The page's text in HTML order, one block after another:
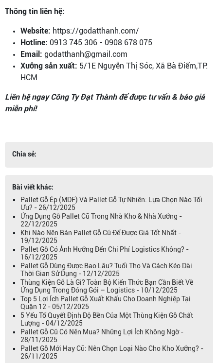
Thông tin liên hệ:
Website: https://godatthanh.com/
Hotline: 0913 745 306 - 0908 678 075
Email: godatthanh@gmail.com
Xưởng sản xuất: 5/1E Nguyễn Thị Sóc, Xã Bà Điểm,TP.
HCM
Liên hệ ngay Công Ty Đạt Thành để được tư vấn & báo giá
miễn phí!
Chia sẻ:
Bài viết khác:
Pallet Gỗ Ép (MDF) Và Pallet Gỗ Tự Nhiên: Lựa Chọn Nào Tối
Ưu? - 26/12/2025
Ứng Dụng Gỗ Pallet Cũ Trong Nhà Kho & Nhà Xưởng -
22/12/2025
Khi Nào Nên Bán Pallet Gỗ Cũ Để Được Giá Tốt Nhất -
19/12/2025
Pallet Gỗ Có Ảnh Hưởng Đến Chi Phí Logistics Không? -
16/12/2025
Pallet Gỗ Dùng Được Bao Lâu? Tuổi Thọ Và Cách Kéo Dài
Thời Gian Sử Dụng - 12/12/2025
Thùng Kiện Gỗ Là Gì? Toàn Bộ Kiến Thức Bạn Cần Biết Về
Ứng Dụng Trong Đóng Gói – Logistics - 10/12/2025
Top 5 Lợi Ích Pallet Gỗ Xuất Khẩu Cho Doanh Nghiệp Tại
Quận 12 - 05/12/2025
5 Yếu Tố Quyết Định Độ Bền Của Một Thùng Kiện Gỗ Chất
Lượng - 04/12/2025
Pallet Gỗ Cũ Có Nên Mua? Những Lợi Ích Không Ngờ -
28/11/2025
Pallet Gỗ Mới Hay Cũ: Nên Chọn Loại Nào Cho Kho Xưởng? -
26/11/2025